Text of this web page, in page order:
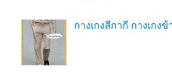
กางเกงสีกากี กางเกง